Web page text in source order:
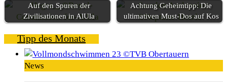
Auf den Spuren der
Zivilisationen in AlUla
Achtung Geheimtipp: Die
ultimativen Must-Dos auf Kos
Tipp des Monats
News